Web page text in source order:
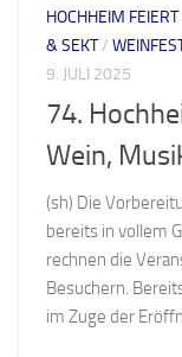
HOCHHEIM FEIERT
& SEKT/
9. JULI 2025
74.
Wein,
(sh) Die
bereits in vollem
rechnen die
Besuchern.
im Zuge der